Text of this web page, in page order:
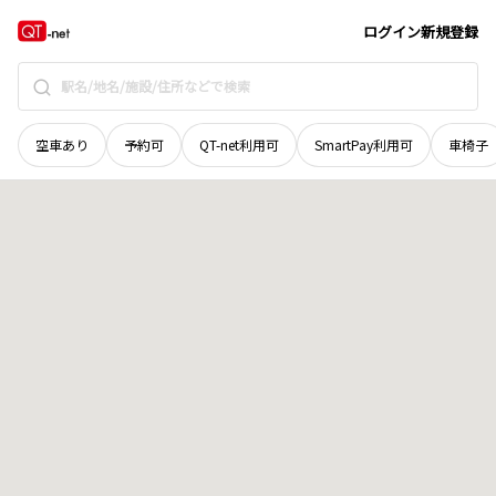
ログイン新規登録
空車あり 予約可 QT-net利用可 SmartPay利用可 車椅子
北海道